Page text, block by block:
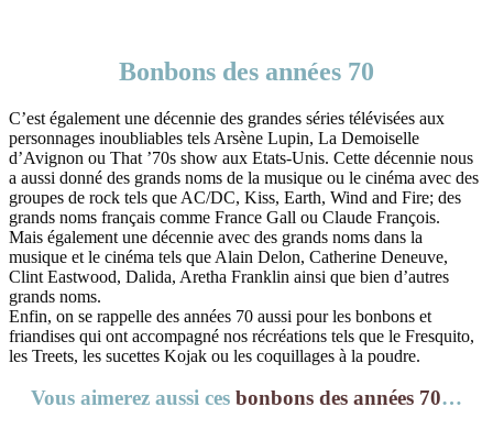
Bonbons des années 70
C’est également une décennie des grandes séries télévisées aux
personnages inoubliables tels Arsène Lupin, La Demoiselle
d’Avignon ou That ’70s show aux Etats-Unis. Cette décennie nous
a aussi donné des grands noms de la musique ou le cinéma avec des
groupes de rock tels que AC/DC, Kiss, Earth, Wind and Fire; des
grands noms français comme France Gall ou Claude François.
Mais également une décennie avec des grands noms dans la
musique et le cinéma tels que Alain Delon, Catherine Deneuve,
Clint Eastwood, Dalida, Aretha Franklin ainsi que bien d’autres
grands noms.
Enfin, on se rappelle des années 70 aussi pour les bonbons et
friandises qui ont accompagné nos récréations tels que le Fresquito,
les Treets, les sucettes Kojak ou les coquillages à la poudre.
Vous aimerez aussi ces bonbons des années 70…